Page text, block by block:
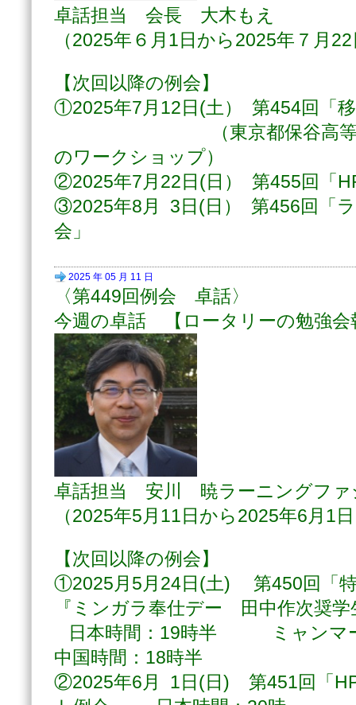
卓話担当 会長 大木もえ
（2025年６月1日から2025年７月
【次回以降の例会】
①2025年7月12日(土） 第454回「
（東京都保谷高等学校
のワークショップ）
②2025年7月22日(日） 第455回「
③2025年8月 3日(日） 第456回「
会」
2025 年 05 月 11 日
〈第449回例会 卓話〉
今週の卓話
【ロータリーの勉強
卓話担当 安川 暁ラーニングフ
（2025年5月11日から2025年6月1
【次回以降の例会】
①2025月5月24日(土) 第450回「
『ミンガラ奉仕デー 田中作次奨
日本時間：19時半 ミャ
中国時間：18時半
②2025年6月 1日(日) 第451回「